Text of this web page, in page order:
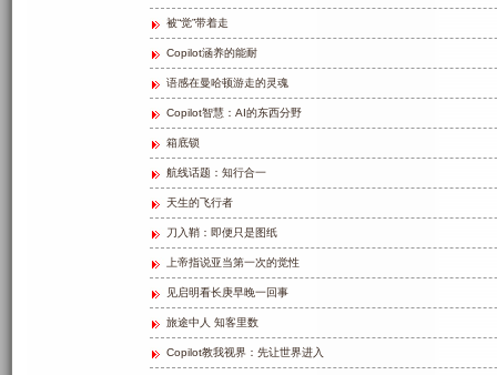
被“觉”带着走
Copilot涵养的能耐
语感在曼哈顿游走的灵魂
Copilot智慧：AI的东西分野
箱底锁
航线话题：知行合一
天生的飞行者
刀入鞘：即便只是图纸
上帝指说亚当第一次的觉性
见启明看长庚早晚一回事
旅途中人 知客里数
Copilot教我视界：先让世界进入